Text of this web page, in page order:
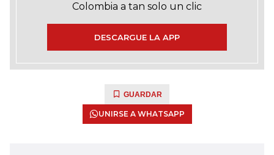
Colombia a tan solo un clic
DESCARGUE LA APP
GUARDAR
UNIRSE A WHATSAPP